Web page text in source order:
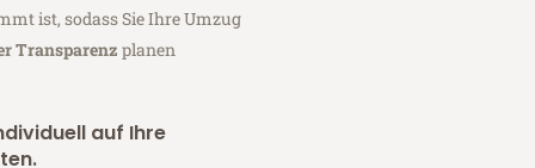
ist, sodass Sie Ihre Umzug
Transparenz planen
auf Ihre